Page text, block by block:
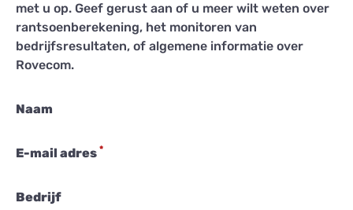
met u op. Geef gerust aan of u meer wilt weten over
rantsoenberekening, het monitoren van
bedrijfsresultaten, of algemene informatie over
Rovecom.
Naam
E-mail adres *
Bedrijf